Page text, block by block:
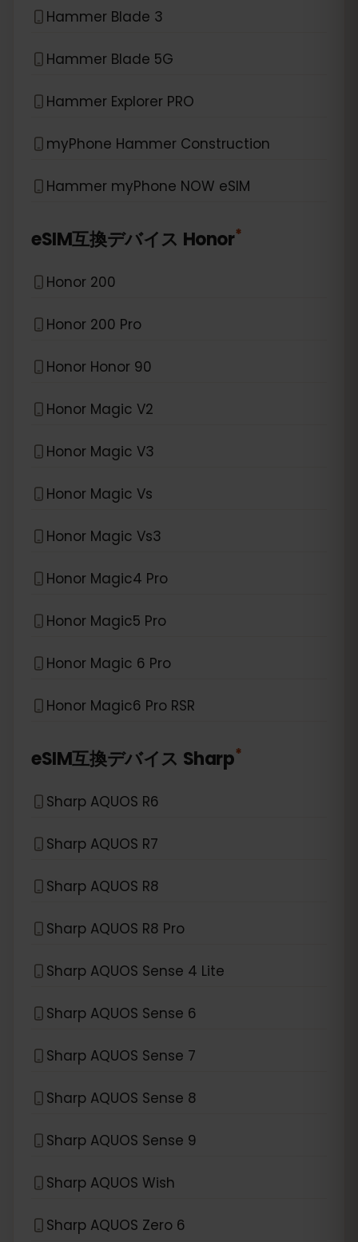
Hammer Blade 3
Hammer Blade 5G
Hammer Explorer PRO
myPhone Hammer Construction
Hammer myPhone NOW eSIM
eSIM互換デバイス Honor*
Honor 200
Honor 200 Pro
Honor Honor 90
Honor Magic V2
Honor Magic V3
Honor Magic Vs
Honor Magic Vs3
Honor Magic4 Pro
Honor Magic5 Pro
Honor Magic 6 Pro
Honor Magic6 Pro RSR
eSIM互換デバイス Sharp*
Sharp AQUOS R6
Sharp AQUOS R7
Sharp AQUOS R8
Sharp AQUOS R8 Pro
Sharp AQUOS Sense 4 Lite
Sharp AQUOS Sense 6
Sharp AQUOS Sense 7
Sharp AQUOS Sense 8
Sharp AQUOS Sense 9
Sharp AQUOS Wish
Sharp AQUOS Zero 6